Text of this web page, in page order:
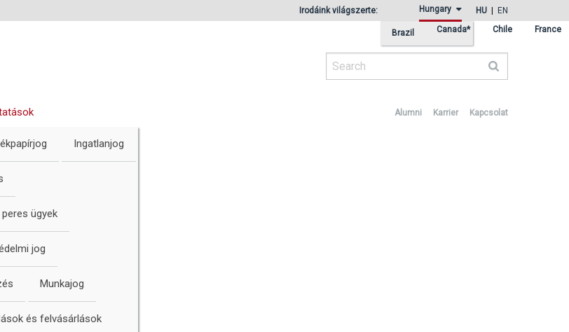
Irodáink világszerte: Hungary
Brazil Canada* Chile France
HU EN
Search
Ingatlanjog
ügyek
jog
Munkajog
és felvásárlások
Alumni Karrier Kapcsolat